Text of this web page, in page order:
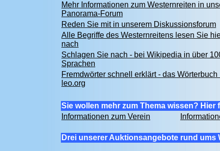
Mehr Informationen zum Westernreiten in
Panorama-Forum
Reden Sie mit in unserem Diskussionsforum
Alle Begriffe des Westernreitens lesen Sie
nach
Schlagen Sie nach - bei Wikipedia in über
Sprachen
Fremdwörter schnell erklärt - das Wörterbuch
leo.org
Sie wollen mehr zum Thema wissen? Hier
Informationen zum Verein
Drei unserer Auktionsangebote rund ums